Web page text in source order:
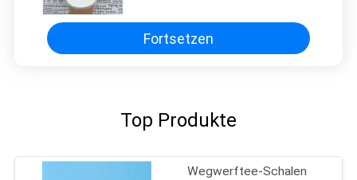
Fortsetzen
Top Produkte
Wegwerftee-Schalen